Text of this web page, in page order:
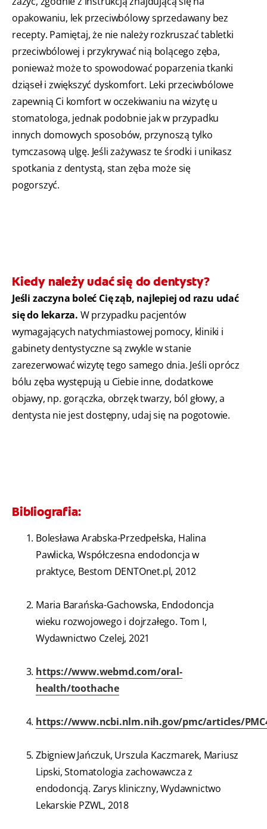
opakowaniu, lek przeciwbólowy sprzedawany bez
recepty. Pamiętaj, że nie należy rozkruszać tabletki
przeciwbólowej i przykrywać nią bolącego zęba,
ponieważ może to spowodować poparzenia tkanki
dziąseł i zwiększyć dyskomfort. Leki przeciwbólowe
zapewnią Ci komfort w oczekiwaniu na wizytę u
stomatologa, jednak podobnie jak w przypadku
innych domowych sposobów, przynoszą tylko
tymczasową ulgę. Jeśli zażywasz te środki i unikasz
spotkania z dentystą, stan zęba może się
pogorszyć.
Kiedy należy udać się do dentysty?
Jeśli zaczyna boleć Cię ząb, najlepiej od razu udać
się do lekarza. W przypadku pacjentów
wymagających natychmiastowej pomocy, kliniki i
gabinety dentystyczne są zwykle w stanie
zarezerwować wizytę tego samego dnia. Jeśli oprócz
bólu zęba występują u Ciebie inne, dodatkowe
objawy, np. gorączka, obrzęk twarzy, ból głowy, a
dentysta nie jest dostępny, udaj się na pogotowie.
Bibliografia:
Bolesława Arabska-Przedpełska, Halina
Pawlicka, Współczesna endodoncja w
praktyce, Bestom DENTOnet.pl, 2012
Maria Barańska-Gachowska, Endodoncja
wieku rozwojowego i dojrzałego. Tom I,
Wydawnictwo Czelej, 2021
https://www.webmd.com/oral-
health/toothache
https://www.ncbi.nlm.nih.gov/pmc/articles/
Zbigniew Jańczuk, Urszula Kaczmarek, Mariusz
Lipski, Stomatologia zachowawcza z
endodoncją. Zarys kliniczny, Wydawnictwo
Lekarskie PZWL, 2018